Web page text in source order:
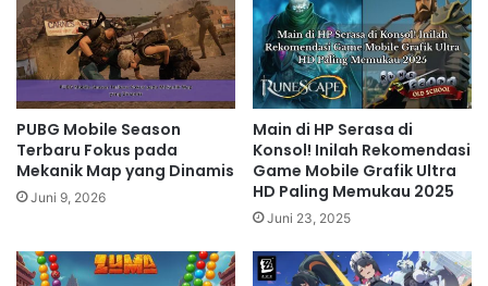
PUBG Mobile Season
Terbaru Fokus pada
Mekanik Map yang Dinamis
Juni 9, 2026
Main di HP Serasa di
Konsol! Inilah Rekomendasi
Game Mobile Grafik Ultra
HD Paling Memukau 2025
Juni 23, 2025